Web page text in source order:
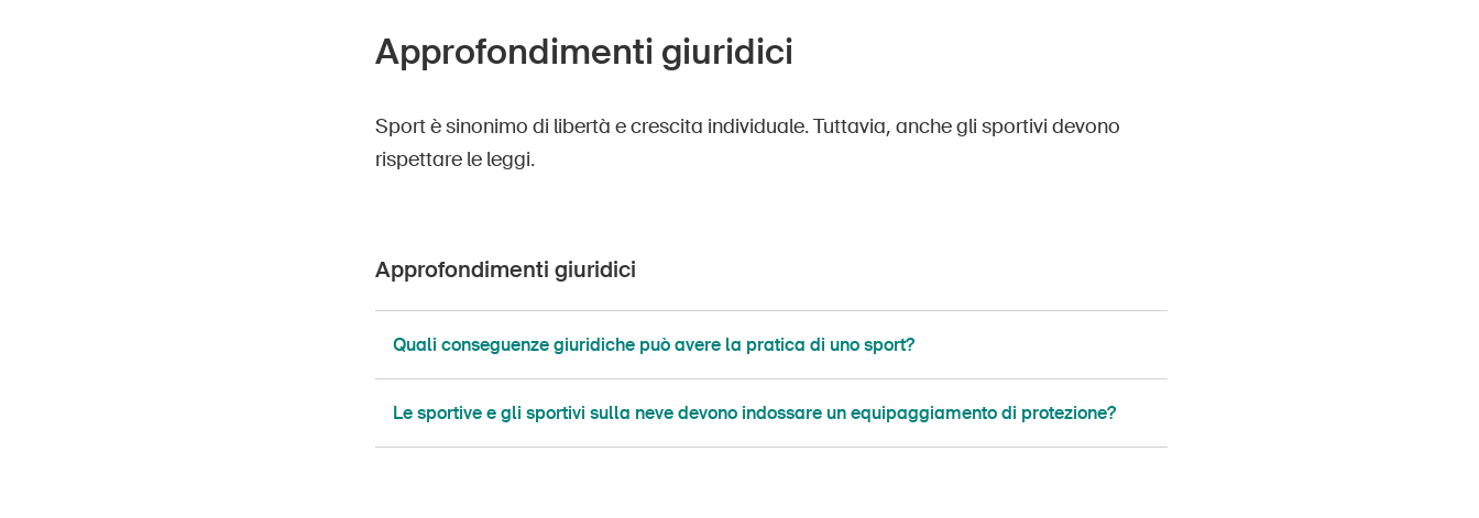
Approfondimenti giuridici
Sport è sinonimo di libertà e crescita individuale. Tuttavia, anche gli sportivi devono
rispettare le leggi.
Approfondimenti giuridici
Quali conseguenze giuridiche può avere la pratica di uno sport?
Le sportive e gli sportivi sulla neve devono indossare un equipaggiamento di protezione?